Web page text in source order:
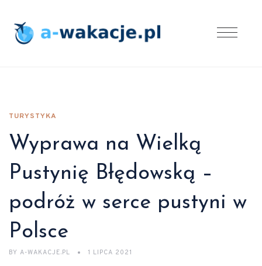
TURYSTYKA
Wyprawa na Wielką
Pustynię Błędowską –
podróż w serce pustyni w
Polsce
BY A-WAKACJE.PL 1 LIPCA 2021